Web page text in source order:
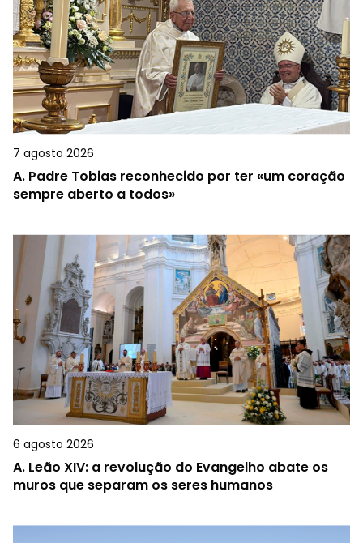
7 agosto 2026
A. Padre Tobias reconhecido por ter «um coração
sempre aberto a todos»
6 agosto 2026
A. Leão XIV: a revolução do Evangelho abate os
muros que separam os seres humanos